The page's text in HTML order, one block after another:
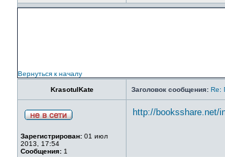
Вернуться к началу
KrasotulKate Заголовок сообщения: Re:
Зарегистрирован: 01 июл
2013, 17:54
Сообщения: 1
http://booksshare.net/